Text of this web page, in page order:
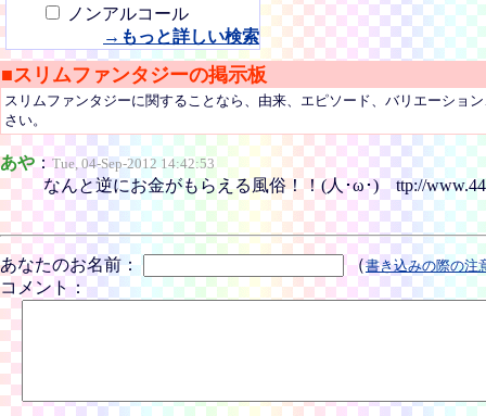
ノンアルコール
→もっと詳しい検索
■スリムファンタジーの掲示板
スリムファンタジーに関することなら、由来、エピソード、バリエーショ
さい。
あや：Tue, 04-Sep-2012 14:42:53
なんと逆にお金がもらえる風俗！！(人･ω･) ttp://
あなたのお名前： （書き込みの際の注
コメント：